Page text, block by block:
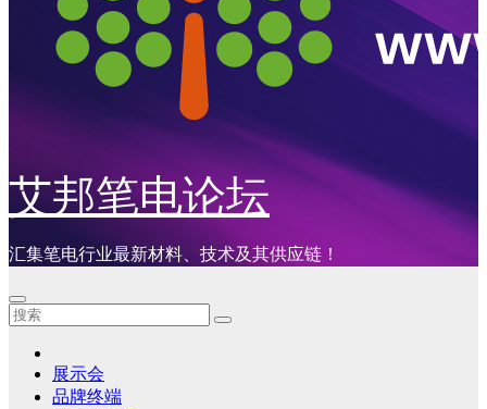
艾邦笔电论坛
汇集笔电行业最新材料、技术及其供应链！
展示会
品牌终端